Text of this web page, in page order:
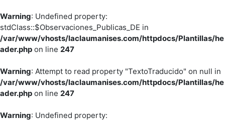
Warning: Undefined property:
stdClass::$Observaciones_Publicas_DE in
/var/www/vhosts/laclaumanises.com/httpdocs/Plantillas/he
ader.php on line 247
Warning: Attempt to read property "TextoTraducido" on null in
/var/www/vhosts/laclaumanises.com/httpdocs/Plantillas/he
ader.php on line 247
Warning: Undefined property: